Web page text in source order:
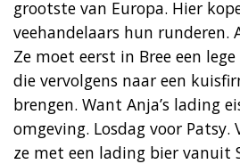
grootste van Europa. Hier
veehandelaars hun runderen.
Ze moet eerst in Bree een
die vervolgens naar een
brengen. Want Anja’s lading
omgeving. Losdag voor Patsy.
ze met een lading bier vanuit